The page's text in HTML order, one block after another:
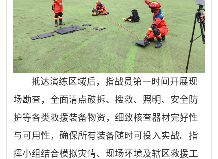
抵达演练区域后，指战员第一时间开展现
场勘查，全面清点破拆、搜救、照明、安全防
护等各类救援装备物资，细致核查器材完好性
与可用性，确保所有装备随时可投入实战。指
挥小组结合模拟灾情、现场环境及辖区救援工